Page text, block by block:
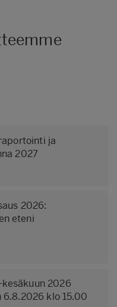
ja
2027
2026:
eteni
2026
klo 15.00